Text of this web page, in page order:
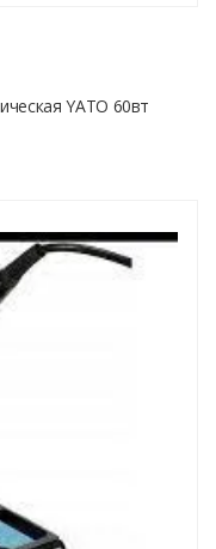
YATO 60вт